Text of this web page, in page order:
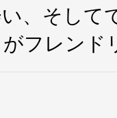
、そして
フレン